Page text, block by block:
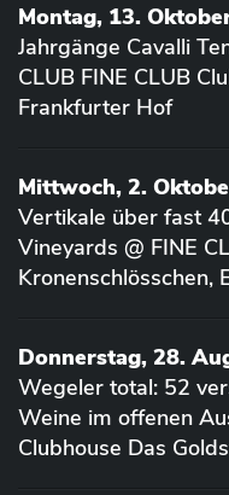
Montag, 13.
Jahrgänge Cavalli
CLUB FINE CLUB
Frankfurter Hof
Mittwoch, 2.
Vertikale über fast
Vineyards @ FINE
Kronenschlösschen,
Donnerstag, 28.
Wegeler total: 52
Weine im offenen
Clubhouse Das